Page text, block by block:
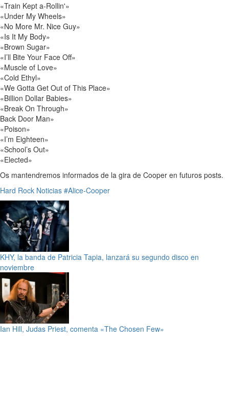
«Train Kept a-Rollin'»
«Under My Wheels»
«No More Mr. Nice Guy»
«Is It My Body»
«Brown Sugar»
«I’ll Bite Your Face Off»
«Muscle of Love»
«Cold Ethyl»
«We Gotta Get Out of This Place»
«Billion Dollar Babies»
«Break On Through»
Back Door Man»
«Poison»
«I’m Eighteen»
«School’s Out»
«Elected»
Os mantendremos informados de la gira de Cooper en futuros posts.
Hard Rock Noticias #Alice-Cooper
KHY, la banda de Patricia Tapia, lanzará su segundo disco en
noviembre
Ian Hill, Judas Priest, comenta «The Chosen Few»